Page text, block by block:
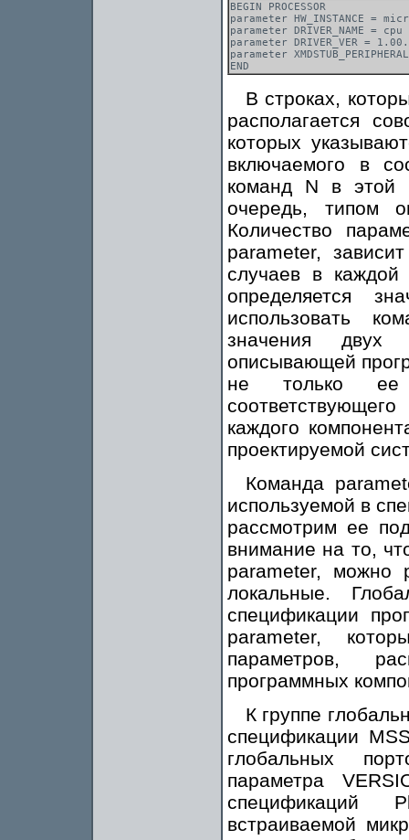
BEGIN PROCESSOR
parameter HW_INSTANCE =
parameter DRIVER_NAME = cpu
parameter DRIVER_VER =
parameter
В строках,
располагается
которых
включаемого в
команд N в этой
очередь, типом
Количество
parameter,
случаев в каждой
определяется
использовать
значения двух
описывающей
не только ее
каждого
проектируемой
Команда
используемой в
рассмотрим ее
внимание на то,
parameter, можно
локальные.
спецификации
parameter,
параметров,
программных
К группе
спецификации
глобальных
параметра
спецификаций
встраиваемой